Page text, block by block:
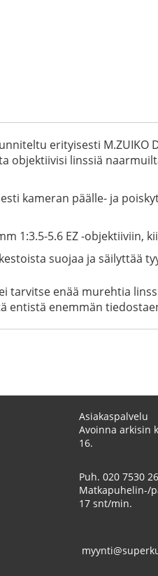
erityisesti M.ZUIKO
objektiivisi linssiä
kameran päälle- ja
1:3.5-5.6 EZ -objektiiviin,
suojaa ja säilyttää
tarvitse enää murehtia
entistä enemmän
Asiakaspalvelu
Avoinna arkisin
16.
Puh. 020 7530
Matkapuhelin-/
17 snt/min.